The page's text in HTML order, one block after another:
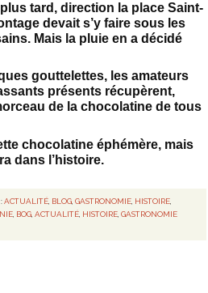
tard, direction la place Saint-
devait s’y faire sous les
Mais la pluie en a décidé
gouttelettes, les amateurs
présents récupèrent,
de la chocolatine de tous
chocolatine éphémère, mais
dans l’histoire.
ACTUALITÉ, BLOG, GASTRONOMIE, HISTOIRE,
BOG ,ACTUALITÉ HISTOIRE ,GASTRONOMIE